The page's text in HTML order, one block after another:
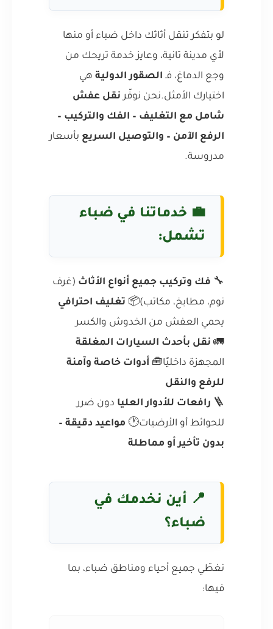
لو بتفكر تنقل أثاثك داخل ضباء أو منها
لأي مدينة تانية، وعايز خدمة تريحك من
وجع الدماغ، فـ الصقور الدولية هي
اختيارك الأمثل.نحن نوفّر نقل عفش
شامل مع التغليف – الفك والتركيب –
الرفع الآمن – والتوصيل السريع بأسعار
مدروسة.
💼 خدماتنا في ضباء
تشمل:
🔧 فك وتركيب جميع أنواع الأثاث (غرف
نوم، مطابخ، مكاتب)📦 تغليف احترافي
يحمي العفش من الخدوش والكسر
🚛 نقل بأحدث السيارات المغلقة
المجهزة داخليًا🧰 أدوات خاصة وآمنة
للرفع والنقل
🪜 رافعات للأدوار العليا دون ضرر
للحوائط أو الأرضيات🕐 مواعيد دقيقة –
بدون تأخير أو مماطلة
📍 أين نخدمك في
ضباء؟
نغطّي جميع أحياء ومناطق ضباء، بما
فيها: